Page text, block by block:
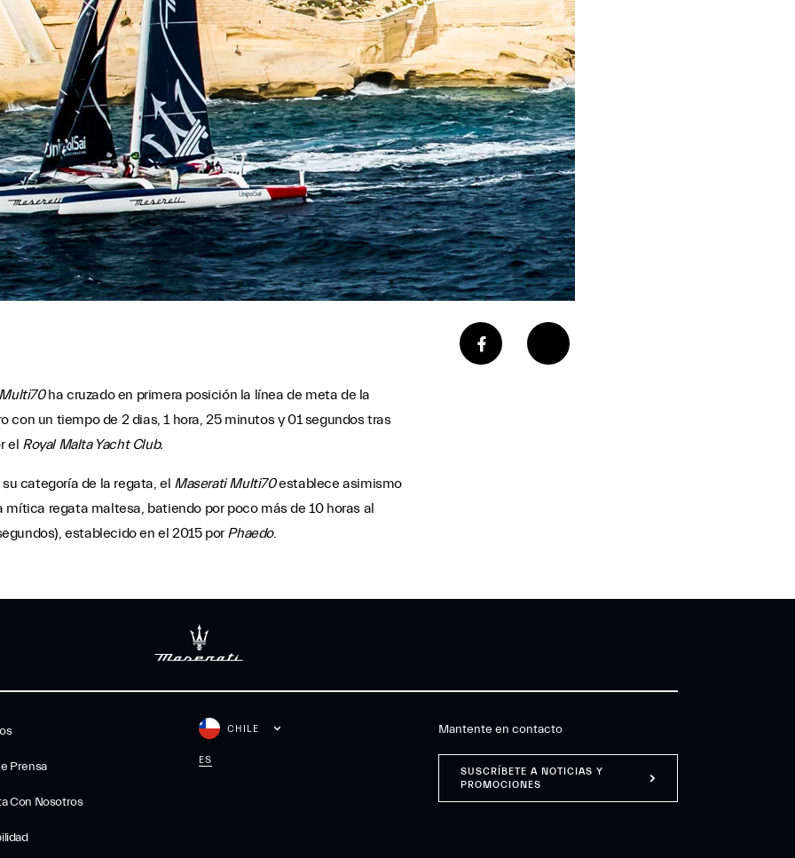
ha cruzado en primera posición la línea de meta de la
con un tiempo de 2 dias, 1 hora, 25 minutos y 01 segundos tras
el Royal Malta Yacht Club.
categoría de la regata, el Maserati Multi70establece asimismo
regata maltesa, batiendo por poco más de 10 horas al
establecido en el 2015 por Phaedo.
Prensa
Con Nosotros
CHILE
ES
Mantente en contacto
SUSCRÍBETE A NOTICIAS Y
PROMOCIONES